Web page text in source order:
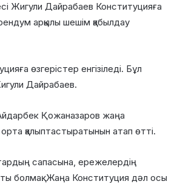
Жигули Дайрабаев Конституцияға
арқылы шешім қабылдау
өзгерістер енгізіледі. Бұл
Дайрабаев.
Қожаназаров жаңа
қалыптастыратынын атап өтті.
сапасына, ережелердің
болмақ. Жаңа Конституция дәл осы